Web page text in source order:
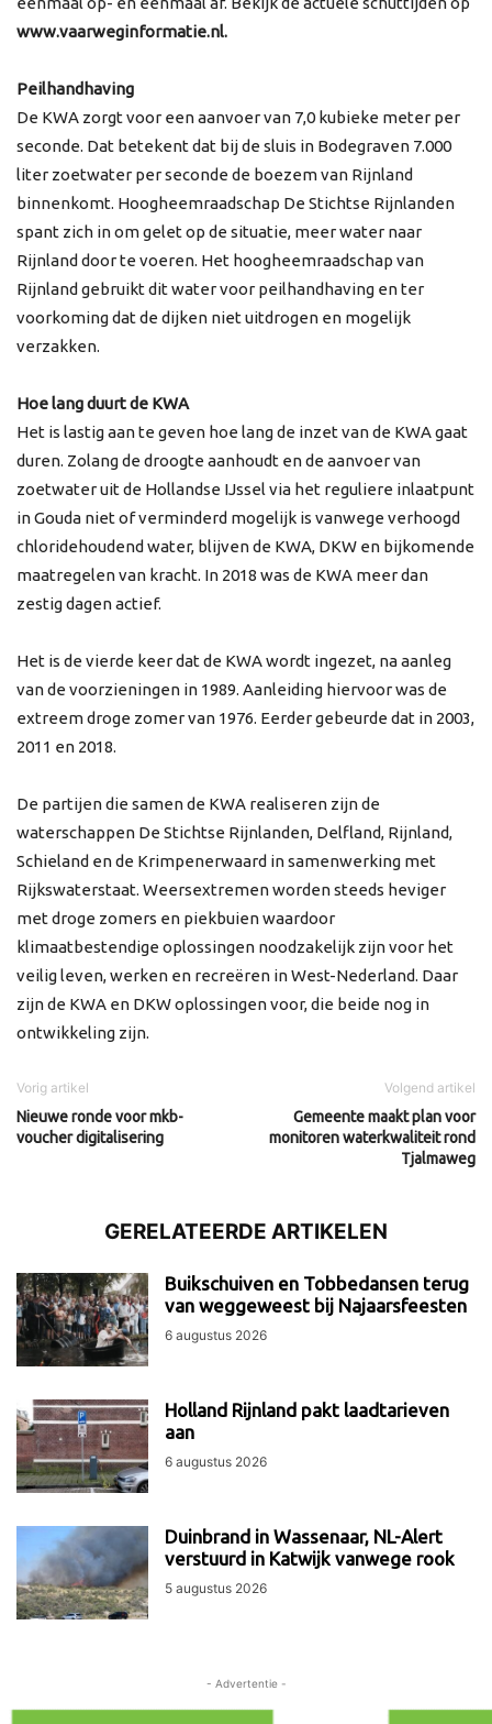
www.vaarweginformatie.nl.
Peilhandhaving
De KWA zorgt voor een aanvoer van 7,0 kubieke meter per
seconde. Dat betekent dat bij de sluis in Bodegraven 7.000
liter zoetwater per seconde de boezem van Rijnland
binnenkomt. Hoogheemraadschap De Stichtse Rijnlanden
spant zich in om gelet op de situatie, meer water naar
Rijnland door te voeren. Het hoogheemraadschap van
Rijnland gebruikt dit water voor peilhandhaving en ter
voorkoming dat de dijken niet uitdrogen en mogelijk
verzakken.
Hoe lang duurt de KWA
Het is lastig aan te geven hoe lang de inzet van de KWA gaat
duren. Zolang de droogte aanhoudt en de aanvoer van
zoetwater uit de Hollandse IJssel via het reguliere inlaatpunt
in Gouda niet of verminderd mogelijk is vanwege verhoogd
chloridehoudend water, blijven de KWA, DKW en bijkomende
maatregelen van kracht. In 2018 was de KWA meer dan
zestig dagen actief.
Het is de vierde keer dat de KWA wordt ingezet, na aanleg
van de voorzieningen in 1989. Aanleiding hiervoor was de
extreem droge zomer van 1976. Eerder gebeurde dat in 2003,
2011 en 2018.
De partijen die samen de KWA realiseren zijn de
waterschappen De Stichtse Rijnlanden, Delfland, Rijnland,
Schieland en de Krimpenerwaard in samenwerking met
Rijkswaterstaat. Weersextremen worden steeds heviger
met droge zomers en piekbuien waardoor
klimaatbestendige oplossingen noodzakelijk zijn voor het
veilig leven, werken en recreëren in West-Nederland. Daar
zijn de KWA en DKW oplossingen voor, die beide nog in
ontwikkeling zijn.
Vorig artikel
Nieuwe ronde voor mkb-
voucher digitalisering
Volgend artikel
Gemeente maakt plan voor
monitoren waterkwaliteit rond
Tjalmaweg
GERELATEERDE ARTIKELEN
Buikschuiven en Tobbedansen terug
van weggeweest bij Najaarsfeesten
6 augustus 2026
Holland Rijnland pakt laadtarieven
aan
6 augustus 2026
Duinbrand in Wassenaar, NL-Alert
verstuurd in Katwijk vanwege rook
5 augustus 2026
- Advertentie -